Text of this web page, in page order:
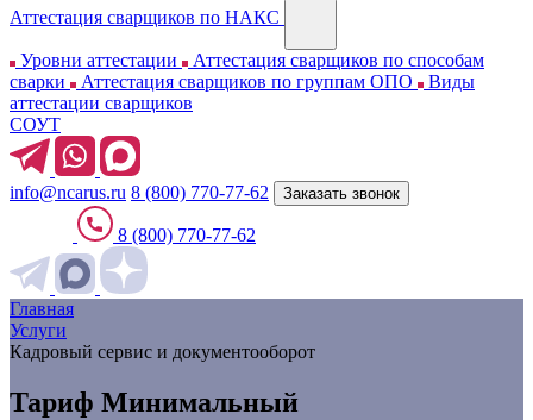
Аттестация сварщиков по НАКС
Уровни аттестации
Аттестация сварщиков по способам
сварки
Аттестация сварщиков по группам ОПО
Виды
аттестации сварщиков
СОУТ
info@ncarus.ru 8 (800) 770-77-62 Заказать звонок
8 (800) 770-77-62
Главная
Услуги
Кадровый сервис и документооборот
Тариф Минимальный